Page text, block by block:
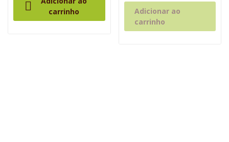

carrinho
Adicionar ao
carrinho